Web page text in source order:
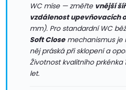
WC míse — změřte vnější
vzdálenost upevňovacích
mm). Pro standardní WC
Soft Closemechanismus je
něj práská při sklopení a
Životnost kvalitního prkénka
let.